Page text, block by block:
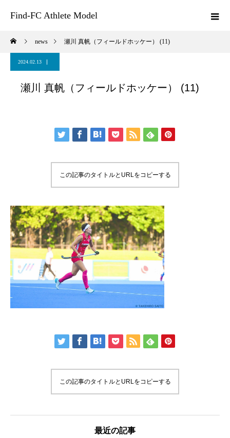
Find-FC Athlete Model
news 瀬川 真帆（フィールドホッケー） (11)
2024.02.13
瀬川 真帆（フィールドホッケー） (11)
この記事のタイトルとURLをコピーする
この記事のタイトルとURLをコピーする
最近の記事